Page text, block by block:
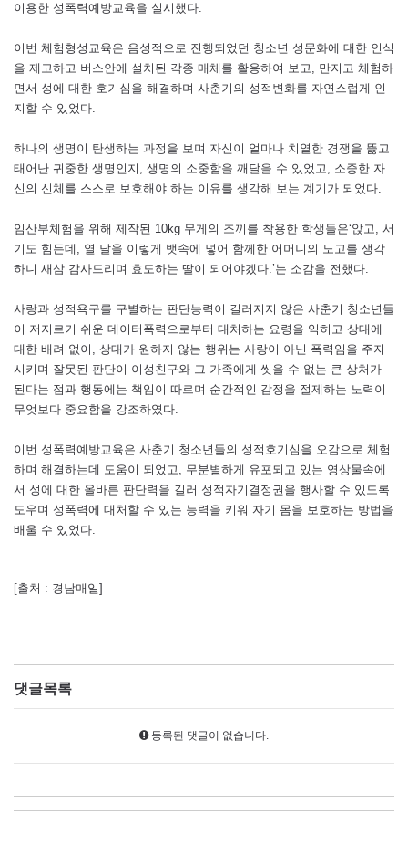
이용한 성폭력예방교육을 실시했다.
이번 체험형성교육은 음성적으로 진행되었던 청소년 성문화에 대한 인식
을 제고하고 버스안에 설치된 각종 매체를 활용하여 보고, 만지고 체험하
면서 성에 대한 호기심을 해결하며 사춘기의 성적변화를 자연스럽게 인
지할 수 있었다.
하나의 생명이 탄생하는 과정을 보며 자신이 얼마나 치열한 경쟁을 뚫고
태어난 귀중한 생명인지, 생명의 소중함을 깨달을 수 있었고, 소중한 자
신의 신체를 스스로 보호해야 하는 이유를 생각해 보는 계기가 되었다.
임산부체험을 위해 제작된 10kg 무게의 조끼를 착용한 학생들은‘앉고, 서
기도 힘든데, 열 달을 이렇게 뱃속에 넣어 함께한 어머니의 노고를 생각
하니 새삼 감사드리며 효도하는 딸이 되어야겠다.’는 소감을 전했다.
사랑과 성적욕구를 구별하는 판단능력이 길러지지 않은 사춘기 청소년들
이 저지르기 쉬운 데이터폭력으로부터 대처하는 요령을 익히고 상대에
대한 배려 없이, 상대가 원하지 않는 행위는 사랑이 아닌 폭력임을 주지
시키며 잘못된 판단이 이성친구와 그 가족에게 씻을 수 없는 큰 상처가
된다는 점과 행동에는 책임이 따르며 순간적인 감정을 절제하는 노력이
무엇보다 중요함을 강조하였다.
이번 성폭력예방교육은 사춘기 청소년들의 성적호기심을 오감으로 체험
하며 해결하는데 도움이 되었고, 무분별하게 유포되고 있는 영상물속에
서 성에 대한 올바른 판단력을 길러 성적자기결정권을 행사할 수 있도록
도우며 성폭력에 대처할 수 있는 능력을 키워 자기 몸을 보호하는 방법을
배울 수 있었다.
[출처 : 경남매일]
댓글목록
등록된 댓글이 없습니다.